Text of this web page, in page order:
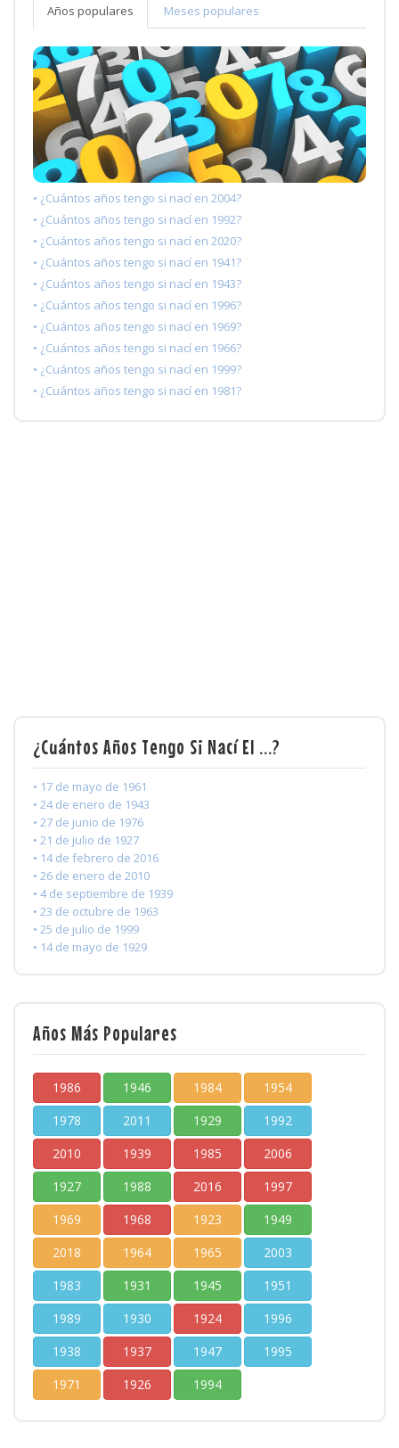
Años populares Meses populares
• ¿Cuántos años tengo si nací en 2004?
• ¿Cuántos años tengo si nací en 1992?
• ¿Cuántos años tengo si nací en 2020?
• ¿Cuántos años tengo si nací en 1941?
• ¿Cuántos años tengo si nací en 1943?
• ¿Cuántos años tengo si nací en 1996?
• ¿Cuántos años tengo si nací en 1969?
• ¿Cuántos años tengo si nací en 1966?
• ¿Cuántos años tengo si nací en 1999?
• ¿Cuántos años tengo si nací en 1981?
¿Cuántos Años Tengo Si Nací El ...?
• 17 de mayo de 1961
• 24 de enero de 1943
• 27 de junio de 1976
• 21 de julio de 1927
• 14 de febrero de 2016
• 26 de enero de 2010
• 4 de septiembre de 1939
• 23 de octubre de 1963
• 25 de julio de 1999
• 14 de mayo de 1929
Años Más Populares
1986 1946 1984
1954
1978
2011 1929
1992
2010
1939 1985
2006
1927
1988 2016
1997
1969
1968 1923
1949
2018
1964 1965
2003
1983
1931 1945
1951
1989
1930 1924
1996
1938
1937 1947
1995
1971
1926 1994